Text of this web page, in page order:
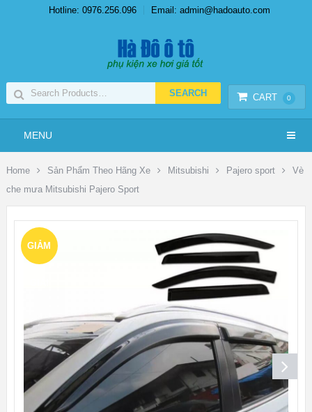
Hotline: 0976.256.096 Email: admin@hadoauto.com
CART 0
MENU
Home Sản Phẩm Theo Hãng Xe Mitsubishi Pajero sport
Vè
che mưa Mitsubishi Pajero Sport
GIẢM